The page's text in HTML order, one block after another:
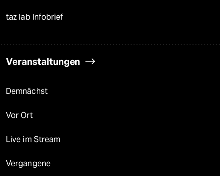
taz lab Infobrief
Veranstaltungen
Demnächst
Vor Ort
Live im Stream
Vergangene